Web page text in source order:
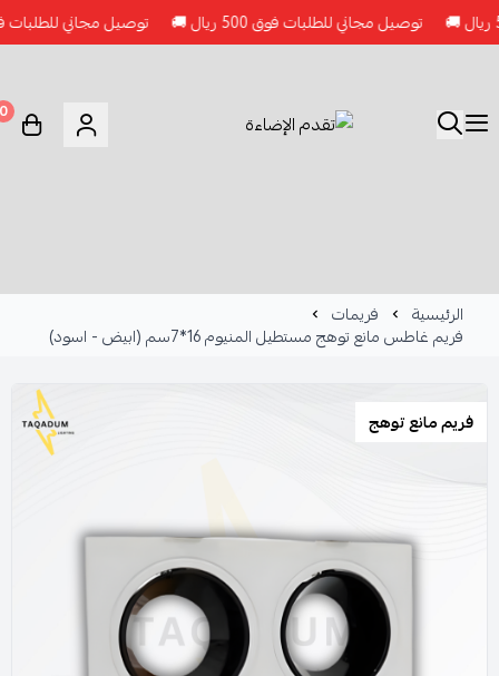
توصيل مجاني للطلبات فوق 500 ريال 🚚 توصيل مجاني للطلبات فوق 500 ريال
0
الرئيسية فريمات
فريم غاطس مانع توهج مستطيل المنيوم 16*7سم (ابيض - اسود)
فريم مانع توهج